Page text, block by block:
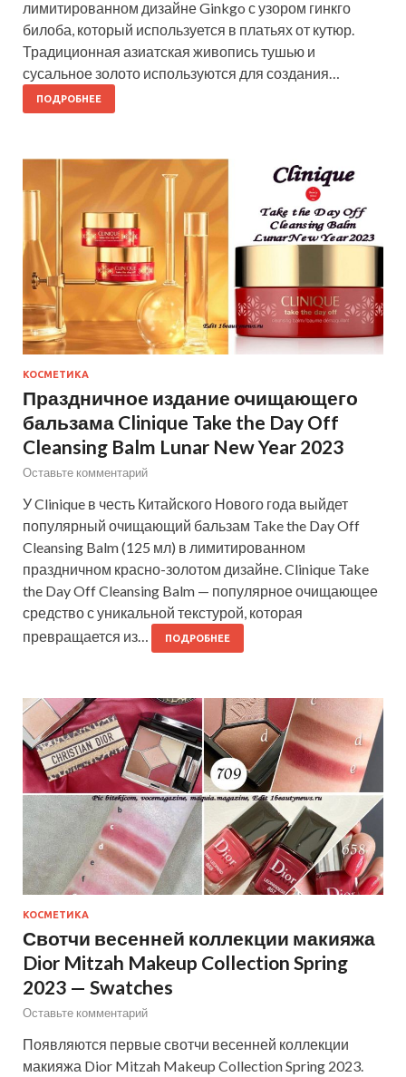
лимитированном дизайне Ginkgo с узором гинкго
билоба, который используется в платьях от кутюр.
Традиционная азиатская живопись тушью и
сусальное золото используются для создания…
ПОДРОБНЕЕ
КОСМЕТИКА
Праздничное издание очищающего
бальзама Clinique Take the Day Off
Cleansing Balm Lunar New Year 2023
Оставьте комментарий
У Clinique в честь Китайского Нового года выйдет
популярный очищающий бальзам Take the Day Off
Cleansing Balm (125 мл) в лимитированном
праздничном красно-золотом дизайне. Clinique Take
the Day Off Cleansing Balm — популярное очищающее
средство с уникальной текстурой, которая
превращается из…
ПОДРОБНЕЕ
КОСМЕТИКА
Свотчи весенней коллекции макияжа
Dior Mitzah Makeup Collection Spring
2023 — Swatches
Оставьте комментарий
Появляются первые свотчи весенней коллекции
макияжа Dior Mitzah Makeup Collection Spring 2023.